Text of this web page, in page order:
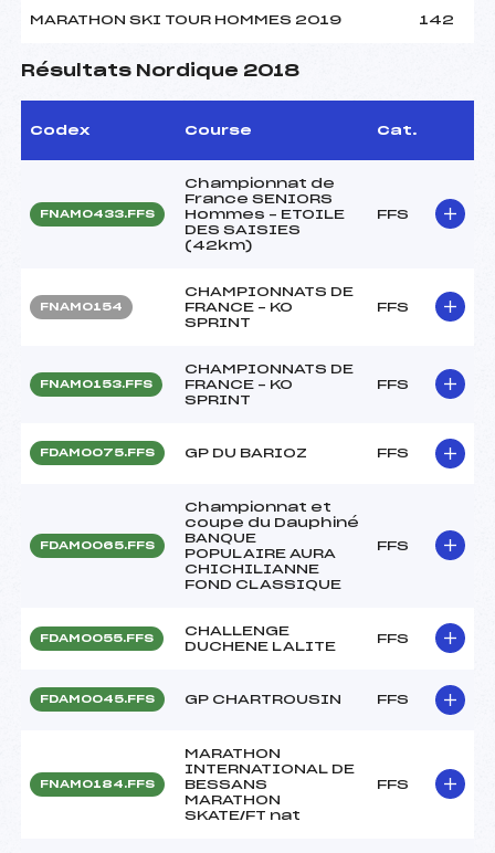
MARATHON SKI TOUR HOMMES 2019 142
Résultats Nordique 2018
Codex Course Cat.
FNAM0433.FFS
Championnat de
France SENIORS
Hommes – ETOILE
DES SAISIES
(42km)
FFS
FNAM0154
CHAMPIONNATS DE
FRANCE – KO
SPRINT
FFS
FNAM0153.FFS
CHAMPIONNATS DE
FRANCE – KO
SPRINT
FFS
FDAM0075.FFS GP DU BARIOZ FFS
FDAM0065.FFS
Championnat et
coupe du Dauphiné
BANQUE
POPULAIRE AURA
CHICHILIANNE
FOND CLASSIQUE
FFS
FDAM0055.FFS
CHALLENGE
DUCHENE LALITE
FFS
FDAM0045.FFS GP CHARTROUSIN FFS
FNAM0184.FFS
MARATHON
INTERNATIONAL DE
BESSANS
MARATHON
SKATE/FT nat
FFS